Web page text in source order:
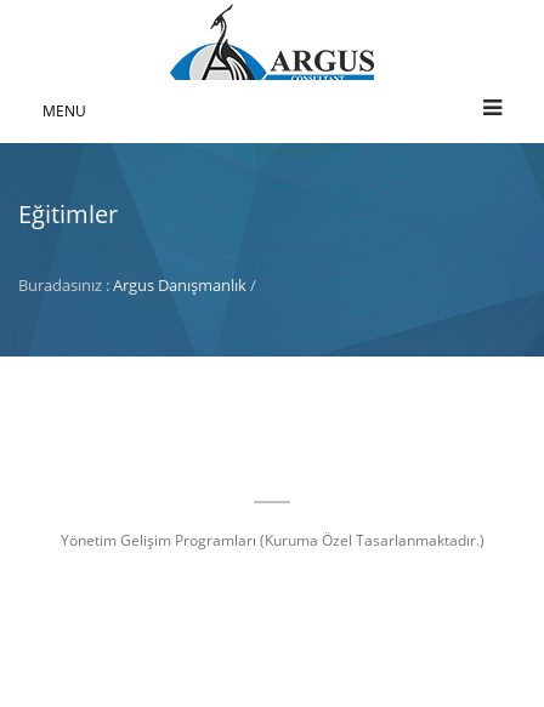
MENU
Eğitimler
Buradasınız :Argus Danışmanlık/
Yönetim Gelişim Programları (Kuruma Özel Tasarlanmaktadır.)